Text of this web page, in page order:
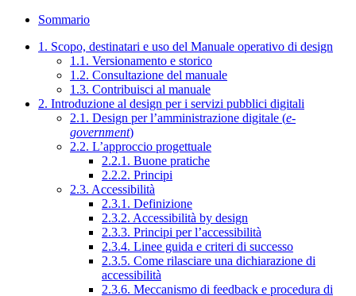
Sommario
1. Scopo, destinatari e uso del Manuale operativo di design
1.1. Versionamento e storico
1.2. Consultazione del manuale
1.3. Contribuisci al manuale
2. Introduzione al design per i servizi pubblici digitali
2.1. Design per l’amministrazione digitale (e-
government)
2.2. L’approccio progettuale
2.2.1. Buone pratiche
2.2.2. Principi
2.3. Accessibilità
2.3.1. Definizione
2.3.2. Accessibilità by design
2.3.3. Principi per l’accessibilità
2.3.4. Linee guida e criteri di successo
2.3.5. Come rilasciare una dichiarazione di
accessibilità
2.3.6. Meccanismo di feedback e procedura di